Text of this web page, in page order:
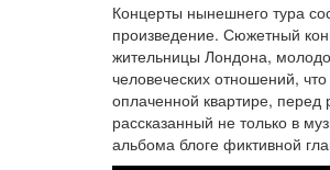
Концерты нынешнего тура
произведение. Сюжетный
жительницы Лондона,
человеческих отношений,
оплаченной квартире,
рассказанный не только в
альбома блоге фиктивной